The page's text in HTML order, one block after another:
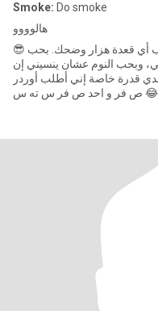
Smoke: Do smoke
هالوووو
😎 أنا مين؟ شخص دمّه خفيف، بيعرف يقلب أي قعدة هزار وضحك. بحب
وبحب النوم عشان ينسيني إن
.مجنون جدا عندي قدرة خاصة إني أطلب أوردر
ص فر س ته س